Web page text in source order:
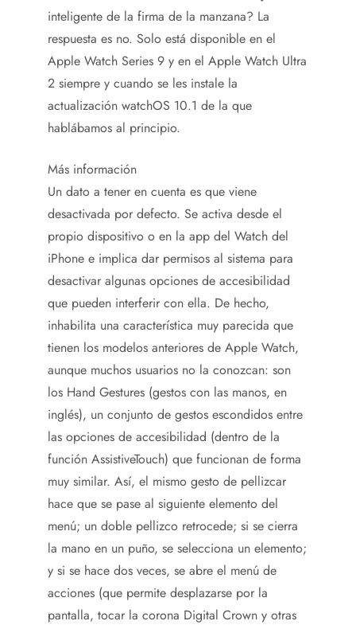
inteligente de la firma de la manzana? La
respuesta es no. Solo está disponible en el
Apple Watch Series 9 y en el Apple Watch Ultra
2 siempre y cuando se les instale la
actualización watchOS 10.1 de la que
hablábamos al principio.
Más información
Un dato a tener en cuenta es que viene
desactivada por defecto. Se activa desde el
propio dispositivo o en la app del Watch del
iPhone e implica dar permisos al sistema para
desactivar algunas opciones de accesibilidad
que pueden interferir con ella. De hecho,
inhabilita una característica muy parecida que
tienen los modelos anteriores de Apple Watch,
aunque muchos usuarios no la conozcan: son
los Hand Gestures (gestos con las manos, en
inglés), un conjunto de gestos escondidos entre
las opciones de accesibilidad (dentro de la
función AssistiveTouch) que funcionan de forma
muy similar. Así, el mismo gesto de pellizcar
hace que se pase al siguiente elemento del
menú; un doble pellizco retrocede; si se cierra
la mano en un puño, se selecciona un elemento;
y si se hace dos veces, se abre el menú de
acciones (que permite desplazarse por la
pantalla, tocar la corona Digital Crown y otras